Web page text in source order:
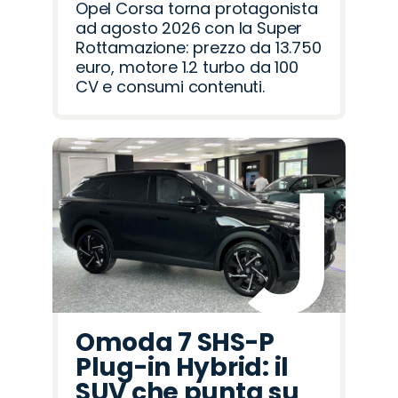
Opel Corsa torna protagonista
ad agosto 2026 con la Super
Rottamazione: prezzo da 13.750
euro, motore 1.2 turbo da 100
CV e consumi contenuti.
Omoda 7 SHS-P
Plug-in Hybrid: il